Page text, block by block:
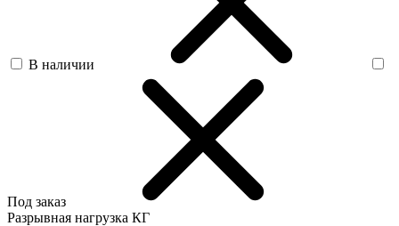
В наличии
Под заказ
Разрывная нагрузка КГ